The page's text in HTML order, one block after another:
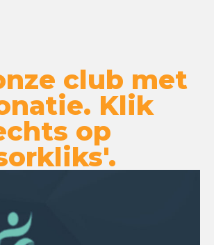
club met
Klik
op